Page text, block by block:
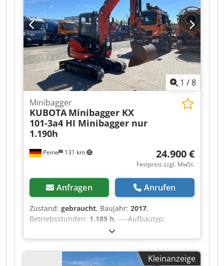
Kontakt polski, ????? ?????: * Verkauf nur an
Gewerbetreibende ohne Gewährleistung, alle
Angaben ohne Gewähr, Zwischenverkauf
vorbehalten
1 /8
Peine 131 km
Minibagger
KUBOTA Minibagger KX
101-3a4 HI Minibagger nur
1.190h
24.900 €
Festpreis zzgl. MwSt.
Anfragen Anrufen
Zustand: gebraucht, Baujahr: 2017,
Betriebsstunden: 1.189 h, ----Aufbautyp:
Vollsicht Fahrerkabine mit Heizung, Planierschild
1550x335mm, Kettenbreite ca. 300mm,
hydraulisches Schnellwechselsystem mit
Schwenkmotor, 4 Zusatzhydraulikanschlüsse,
Kleinanzeige